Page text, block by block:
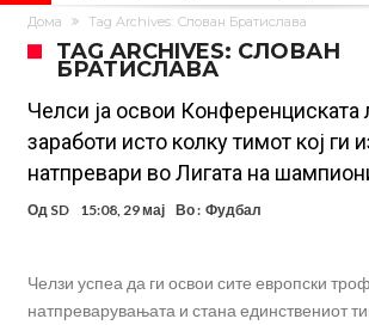
Замена за Влаховиќ: Напаѓачот на
УЕФА повторно се заканува со бојкот на
поради Инфантино
Мурињо бесен поради одлуката на Реал:
разговорот што го потресе Мадрид!
Трансфер бомба во најва – Ливерпул сака
Мадрид!
Карагер ги изненади сите со својата
година
Директор на ФИА за драмата во Формула
Дома Tag Archives: Слован Братислава
TAG ARCHIVES: СЛОВАН
БРАТИСЛАВА
Челси ја освои Конференциската
заработи исто колку тимот кој ги
натпревари во Лигата на
Од SD 15:08, 29 мај Во : Фудбал
Челзи успеа да ги освои сите европски
натпреварувањата и стана единствениот